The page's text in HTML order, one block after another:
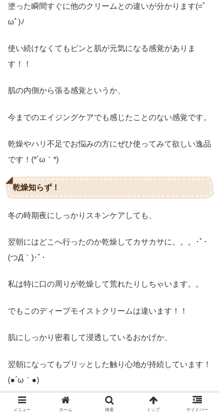
塗った瞬間すぐに他のクリームとの違いが分かります(=ﾟ
ωﾟ)ﾉ
使い続けなくてもピンと肌が元気になる感覚がありま
す！！
肌の内側から張る感覚というか、
今までのエイジングケアでも感じたことのない感覚です。
乾燥やハリ不足でお悩みの方にぜひ使ってみて欲しい逸品
です！(*´ω｀*)
乾燥知らず！
冬の時期夜にしっかりスキンケアしても、
翌朝にはどこへ行ったのか乾燥してカサカサに。。。･ﾟ･
(つД｀)･ﾟ･
私は特に口の周りが乾燥して荒れたりしちゃいます。。
でもこのディープモイストクリームは違います！！
肌にしっかり密着して浸透しているおかげか、
翌朝になってもプリッとした触り心地が持続しています！
(●´ω｀●)
乾燥による荒れも落ち着いてきました！
メニュー ホーム 検索 トップ サイドバー